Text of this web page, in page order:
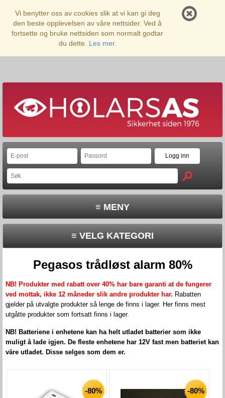
Vi benytter oss av cookies slik at vi kan gi deg
den beste opplevelsen av våre nettsider. Ved å
fortsette og bruke nettsiden som normalt godtar
du dette. Les mer.
≡ MENY
≡ VELG KATEGORI
Pegasos trådløst alarm 80%
NB! Produkter med rabatt over 40% har bare garanti at de fungerer
ved mottak, ikke 12 måneder slik andre produkter har. Rabatten
gjelder på utvalgte produkter så lenge de finns i lager. Her finns mest
utgåtte produkter som fortsatt finns i lager.
NB! Batteriene i enhetene kan ha helt utladet batterier som ikke
muligt å lade igjen. De fleste enhetene har 12V fast men batteriet kan
väre utladet. Disse selges som dem er.
-80% -80%